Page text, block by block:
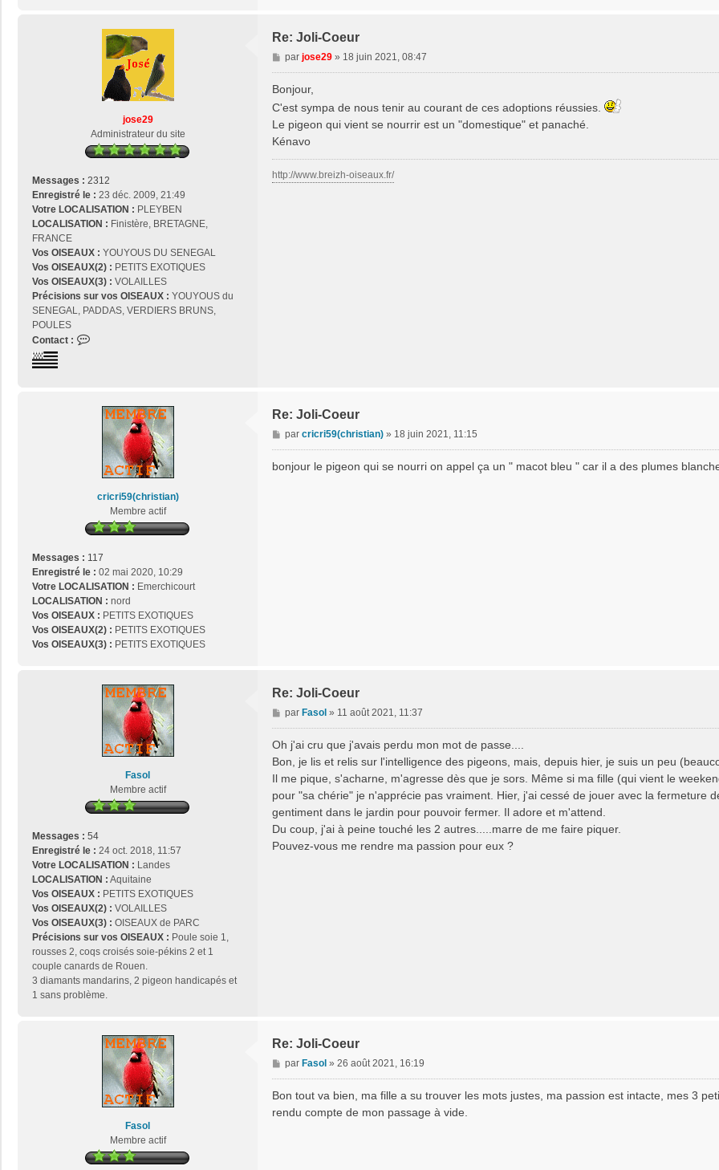
jose29
Administrateur du site
Messages : 2312
Enregistré le : 23 déc. 2009, 21:49
Votre LOCALISATION : PLEYBEN
LOCALISATION : Finistère, BRETAGNE,
FRANCE
Vos OISEAUX : YOUYOUS DU SENEGAL
Vos OISEAUX(2) : PETITS EXOTIQUES
Vos OISEAUX(3) : VOLAILLES
Précisions sur vos OISEAUX : YOUYOUS du
SENEGAL, PADDAS, VERDIERS BRUNS,
POULES
Contact :
s
2
Re: Joli-Coeur
M
e
a
g
e
par jose29» 18 juin 2021, 08:47
Bonjour,
C'est sympa de nous tenir au courant de ces adoptions réussies.
Le pigeon qui vient se nourrir est un "domestique" et panaché.
Kénavo
http://www.breizh-oiseaux.fr/
cricri59(christian)
Membre actif
Messages : 117
Enregistré le : 02 mai 2020, 10:29
Votre LOCALISATION : Emerchicourt
LOCALISATION : nord
Vos OISEAUX : PETITS EXOTIQUES
Vos OISEAUX(2) : PETITS EXOTIQUES
Vos OISEAUX(3) : PETITS EXOTIQUES
Re: Joli-Coeur
M
e
par cricri59(christian)» 18 juin 2021, 11:15
bonjour le pigeon qui se nourri on appel ça un " macot bleu " car il a des plumes
Fasol
Membre actif
Messages : 54
Enregistré le : 24 oct. 2018, 11:57
Votre LOCALISATION : Landes
LOCALISATION : Aquitaine
Vos OISEAUX : PETITS EXOTIQUES
Vos OISEAUX(2) : VOLAILLES
Vos OISEAUX(3) : OISEAUX de PARC
Précisions sur vos OISEAUX : Poule soie 1,
rousses 2, coqs croisés soie-pékins 2 et 1
couple canards de Rouen.
3 diamants mandarins, 2 pigeon handicapés et
1 sans problème.
Re: Joli-Coeur
M
e
s
a
g
e
par Fasol» 11 août 2021, 11:37
Oh j'ai cru que j'avais perdu mon mot de passe....
Bon, je lis et relis sur l'intelligence des pigeons, mais, depuis hier, je suis un peu
Il me pique, s'acharne, m'agresse dès que je sors. Même si ma fille (qui vient le
pour "sa chérie" je n'apprécie pas vraiment. Hier, j'ai cessé de jouer avec la fermeture
gentiment dans le jardin pour pouvoir fermer. Il adore et m'attend.
Du coup, j'ai à peine touché les 2 autres.....marre de me faire piquer.
Pouvez-vous me rendre ma passion pour eux ?
Fasol
Membre actif
Re: Joli-Coeur
M
e
a
par Fasol» 26 août 2021, 16:19
Bon tout va bien, ma fille a su trouver les mots justes, ma passion est intacte, mes 3
rendu compte de mon passage à vide.